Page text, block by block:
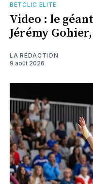
BETCLIC ELITE
Video : le
Jérémy
LA RÉDACTION
9 août 2026